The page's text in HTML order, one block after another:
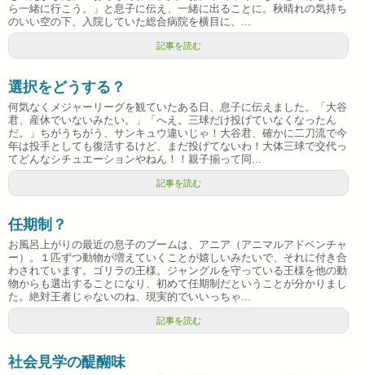
ら一緒に行こう。」と息子に伝え、一緒に出ることに。秋晴れの気持ち
のいい空の下、入院していた総合病院を横目に、...
記事を読む
選択をどうする？
何気なくメジャーリーグを観ていたある日、息子に伝えました。「大谷
君、産休でいないみたい。」「へえ。三球だけ投げていなくなったん
だ。」ちがうちがう、サンキュウ違いじゃ！大谷君、確かに二刀流で今
年は投手としても復活するけど、まだ投げてないわ！大体三球で交代っ
てどんなシチュエーションやねん！！親子揃って同...
記事を読む
任期制？
お風呂上がりの最近の息子のブームは、アニア（アニマルアドベンチャ
ー）。１匹ずつ動物が増えていくことが嬉しいみたいで、それに付き合
わされています。ゴリラの王様。ジャングルを守っている王様を他の動
物からも選出することになり、初めて任期制だということが分かりまし
た。絶対王者じゃないのね、現実的でいいっちゃ...
記事を読む
社会見学の醍醐味